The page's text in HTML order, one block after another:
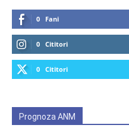
0 Fani
0 Cititori
0 Cititori
Prognoza ANM